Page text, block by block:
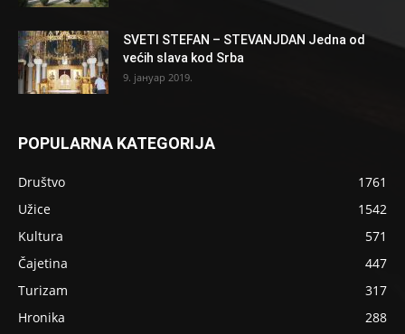
SVETI STEFAN – STEVANJDAN Jedna od
većih slava kod Srba
9. јануар 2019.
POPULARNA KATEGORIJA
Društvo
1761
Užice
1542
Kultura
571
Čajetina
447
Turizam
317
Hronika
288